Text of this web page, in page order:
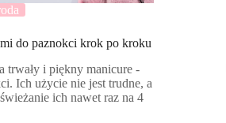
do paznokci krok po kroku
trwały i piękny manicure -
Ich użycie nie jest trudne, a
ich nawet raz na 4